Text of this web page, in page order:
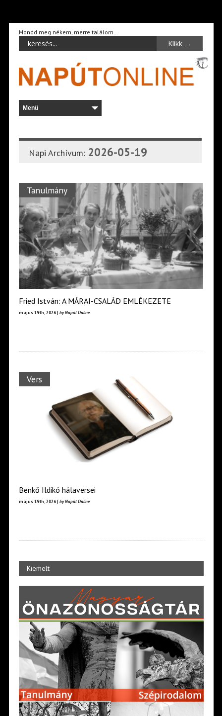
Mondd meg nékem, merre találom…
Napi Archívum: 2026-05-19
Tanulmány
Fried István: A MÁRAI-CSALÁD EMLÉKEZETE
május 19th, 2026 | by Napút Online
Vers
Benkő Ildikó hálaversei
május 19th, 2026 | by Napút Online
Kiemelt